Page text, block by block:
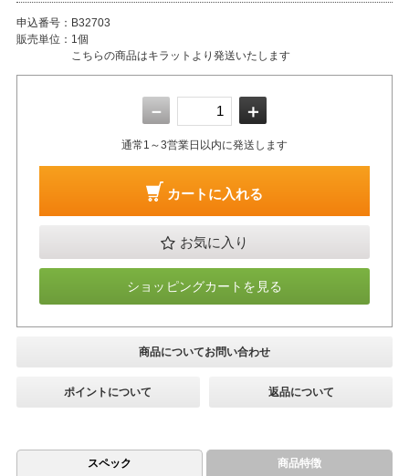
申込番号： B32703
販売単位： 1個
こちらの商品はキラットより発送いたします
－ ＋
通常1～3営業日以内に発送します
カートに入れる
お気に入り
ショッピングカートを見る
商品についてお問い合わせ
ポイントについて 返品について
スペック 商品特徴